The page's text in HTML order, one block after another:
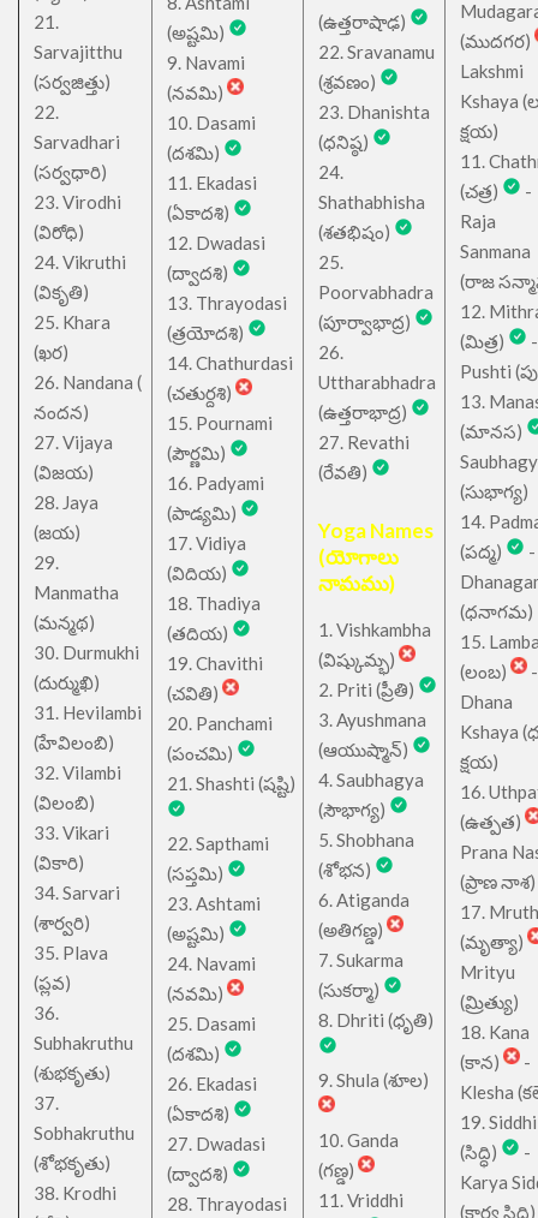
21.
Sarvajitthu
(సర్వజిత్తు)
22.
Sarvadhari
(సర్వధారి)
23. Virodhi
(విరోధి)
24. Vikruthi
(వికృతి)
25. Khara
(ఖర)
26. Nandana (
నందన)
27. Vijaya
(విజయ)
28. Jaya
(జయ)
29.
Manmatha
(మన్మథ)
30. Durmukhi
(దుర్ముఖి)
31. Hevilambi
(హేవిలంబి)
32. Vilambi
(విలంబి)
33. Vikari
(వికారి)
34. Sarvari
(శార్వరి)
35. Plava
(ప్లవ)
36.
Subhakruthu
(శుభకృతు)
37.
Sobhakruthu
(శోభకృతు)
38. Krodhi
(అష్టమి)
9. Navami
(నవమి)
10. Dasami
(దశమి)
11. Ekadasi
(ఏకాదశి)
12. Dwadasi
(ద్వాదశి)
13. Thrayodasi
(త్రయోదశి)
14. Chathurdasi
(చతుర్దశి)
15. Pournami
(పౌర్ణమి)
16. Padyami
(పాడ్యమి)
17. Vidiya
(విదియ)
18. Thadiya
(తదియ)
19. Chavithi
(చవితి)
20. Panchami
(పంచమి)
21. Shashti (షష్టి)
22. Sapthami
(సప్తమి)
23. Ashtami
(అష్టమి)
24. Navami
(నవమి)
25. Dasami
(దశమి)
26. Ekadasi
(ఏకాదశి)
27. Dwadasi
(ద్వాదశి)
28. Thrayodasi
(ఉత్తరాషాఢ)
22. Sravanamu
(శ్రవణం)
23. Dhanishta
(ధనిష్ఠ)
24.
Shathabhisha
(శతభిషం)
25.
Poorvabhadra
(పూర్వాభాద్ర)
26.
Uttharabhadra
(ఉత్తరాభాద్ర)
27. Revathi
(రేవతి)
Yoga Names
(యోగాలు
నామము)
1. Vishkambha
(విష్కుమ్భ)
2. Priti (ప్రీతి)
3. Ayushmana
(ఆయుష్మాన్)
4. Saubhagya
(సౌభాగ్య)
5. Shobhana
(శోభన)
6. Atiganda
(అతిగణ్డ)
7. Sukarma
(సుకర్మా)
8. Dhriti (ధృతి)
9. Shula (శూల)
10. Ganda
(గణ్డ)
11. Vriddhi
(ముదగర)
Lakshmi
Kshaya
క్షయ)
11.
(చత్ర)
-
Raja
Sanmana
(రాజ
12.
(మిత్ర)
-
Pushti
13.
(మానస)
(సుభాగ్య)
14.
(పద్మ)
-
(ధనాగమ)
15.
(లంబ)
-
Dhana
Kshaya
క్షయ)
16.
(ఉత్పత)
Prana
(ప్రాణ నాశ)
17.
(మృత్యా)
Mrityu
(మ్రిత్యు)
18. Kana
(కాన)
-
Klesha
19. Siddhi
(సిద్ధి)
-
Karya
(కార్య సిద్ధి)